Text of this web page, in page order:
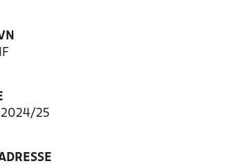
2024/25